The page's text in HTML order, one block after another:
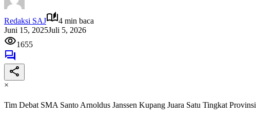
Redaksi SAJ
4 min baca
Juni 15, 2025Juli 5, 2026
1655
×
Tim Debat SMA Santo Arnoldus Janssen Kupang Juara Satu Tingkat Provinsi